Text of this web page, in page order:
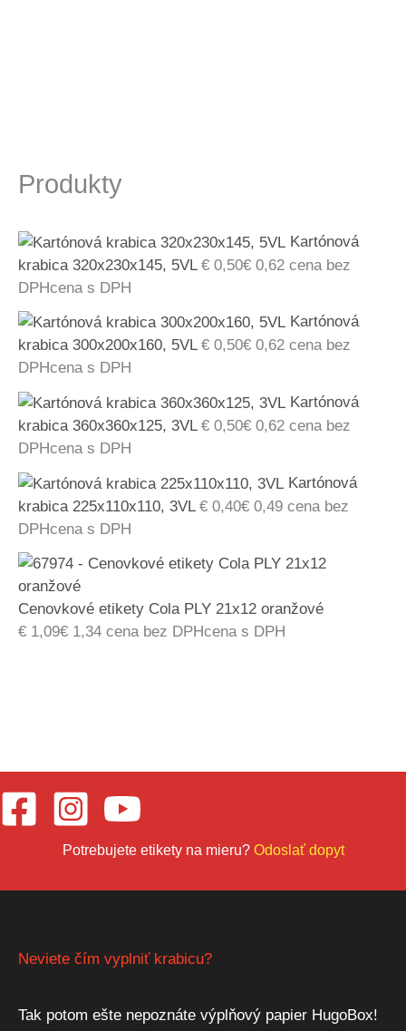
Produkty
Kartónová
krabica 320x230x145, 5VL € 0,50€ 0,62 cena bez
DPHcena s DPH
Kartónová
krabica 300x200x160, 5VL € 0,50€ 0,62 cena bez
DPHcena s DPH
Kartónová
krabica 360x360x125, 3VL € 0,50€ 0,62 cena bez
DPHcena s DPH
Kartónová
krabica 225x110x110, 3VL € 0,40€ 0,49 cena bez
DPHcena s DPH
Cenovkové etikety Cola PLY 21x12 oranžové
€ 1,09€ 1,34 cena bez DPHcena s DPH
Potrebujete etikety na mieru? Odoslať dopyt
Neviete čím vyplniť krabicu?
Tak potom ešte nepoznáte výplňový papier HugoBox!